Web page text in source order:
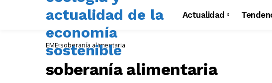
Actualidad
EME soberanía alimentaria
soberanía alimentaria